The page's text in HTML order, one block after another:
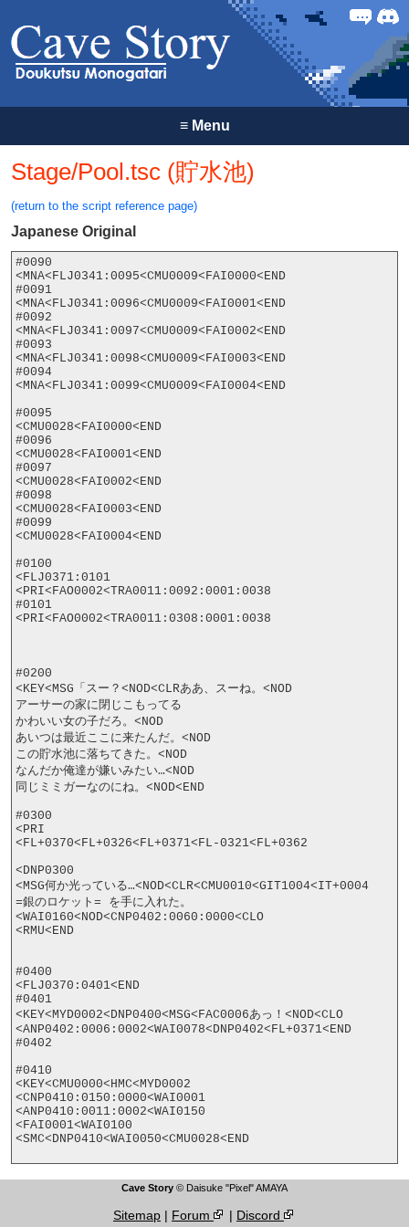
Forum
≡Menu
Stage/Pool.tsc (貯水池)
(return to the script reference page)
Japanese Original
#0090
<MNA<FLJ0341:0095<CMU0009<FAI0000<END
#0091
<MNA<FLJ0341:0096<CMU0009<FAI0001<END
#0092
<MNA<FLJ0341:0097<CMU0009<FAI0002<END
#0093
<MNA<FLJ0341:0098<CMU0009<FAI0003<END
#0094
<MNA<FLJ0341:0099<CMU0009<FAI0004<END
#0095
<CMU0028<FAI0000<END
#0096
<CMU0028<FAI0001<END
#0097
<CMU0028<FAI0002<END
#0098
<CMU0028<FAI0003<END
#0099
<CMU0028<FAI0004<END
#0100
<FLJ0371:0101
<PRI<FAO0002<TRA0011:0092:0001:0038
#0101
<PRI<FAO0002<TRA0011:0308:0001:0038
#0200
<KEY<MSG「スー？<NOD<CLRああ、スーね。<NOD
アーサーの家に閉じこもってる
かわいい女の子だろ。<NOD
あいつは最近ここに来たんだ。<NOD
この貯水池に落ちてきた。<NOD
なんだか俺達が嫌いみたい…<NOD
同じミミガーなのにね。<NOD<END
#0300
<PRI
<FL+0370<FL+0326<FL+0371<FL-0321<FL+0362
<DNP0300
<MSG何か光っている…<NOD<CLR<CMU0010<GIT1004<IT+0004
=銀のロケット= を手に入れた。
<WAI0160<NOD<CNP0402:0060:0000<CLO
<RMU<END
#0400
<FLJ0370:0401<END
#0401
<KEY<MYD0002<DNP0400<MSG<FAC0006あっ！<NOD<CLO
<ANP0402:0006:0002<WAI0078<DNP0402<FL+0371<END
#0402
#0410
<KEY<CMU0000<HMC<MYD0002
<CNP0410:0150:0000<WAI0001
<ANP0410:0011:0002<WAI0150
<FAI0001<WAI0100
<SMC<DNP0410<WAI0050<CMU0028<END
Cave Story © Daisuke "Pixel" AMAYA
Sitemap | Forum | Discord